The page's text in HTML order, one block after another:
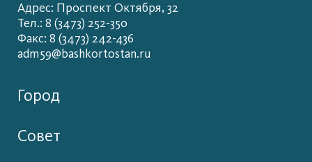
Адрес: Проспект Октября, 32
Тел.: 8 (3473) 252-350
Факс: 8 (3473) 242-436
adm59@bashkortostan.ru
Город
Совет